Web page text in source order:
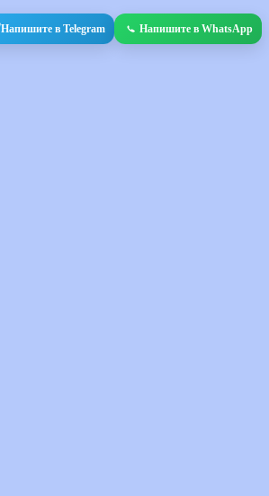
Напишите в Telegram Напишите в WhatsApp